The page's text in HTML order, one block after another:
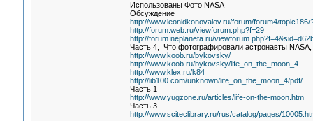
Использованы Фото NASA
Обсуждение
http://www.leonidkonovalov.ru/forum/forum4/topic186/
http://forum.web.ru/viewforum.php?f=29
http://forum.neplaneta.ru/
Часть 4, Что фотографировали астронавты
http://www.koob.ru/bykovsky/
http://www.koob.ru/bykovsky/life_on_the_moon_4
http://www.klex.ru/k84
http://lib100.com/unknown/life_on_the_moon_4/pdf/
Часть 1
http://www.yugzone.ru/articles/life-on-the-moon.htm
Часть 3
http://www.sciteclibrary.ru/rus/catalog/pages/